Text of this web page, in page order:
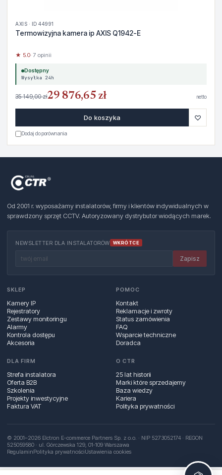
AXIS · ID 44991
Termowizyjna kamera ip AXIS Q1942-E
★ 5.0· 7 opinii
Dostępny
Wysyłka 24h
35 149,00 zł29 876,65 zł netto
Do koszyka ♡
Dodaj do porównania
Od 2001 r. wyposażamy instalatorów, firmy i klientów indywidualnych w
sprawdzony sprzęt CCTV. Autoryzowany dystrybutor wiodących marek.
NEWSLETTER DLA INSTALATORÓW WKRÓTCE
Zapisz
SKLEP
Kamery IP
Rejestratory
Zestawy monitoringu
Alarmy
Kontrola dostępu
Akcesoria
POMOC
Kontakt
Reklamacje i zwroty
Status zamówienia
FAQ
Wsparcie techniczne
Doradca
DLA FIRM
Strefa instalatora
Oferta B2B
Szkolenia
Projekty inwestycyjne
Faktura VAT
O CTR
25 lat historii
Marki które sprzedajemy
Baza wiedzy
Kariera
Polityka prywatności
© 2001–2026 Elctron E-commerce Partners Sp. z o.o. · NIP 5273052174 · REGON
525059580 · ul. Górczewska 129, 01‑109 Warszawa
RegulaminPolityka prywatnościUstawienia cookies